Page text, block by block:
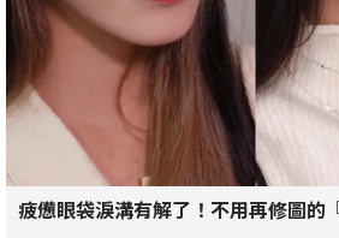
疲憊眼袋淚溝有解了！不用再修圖的